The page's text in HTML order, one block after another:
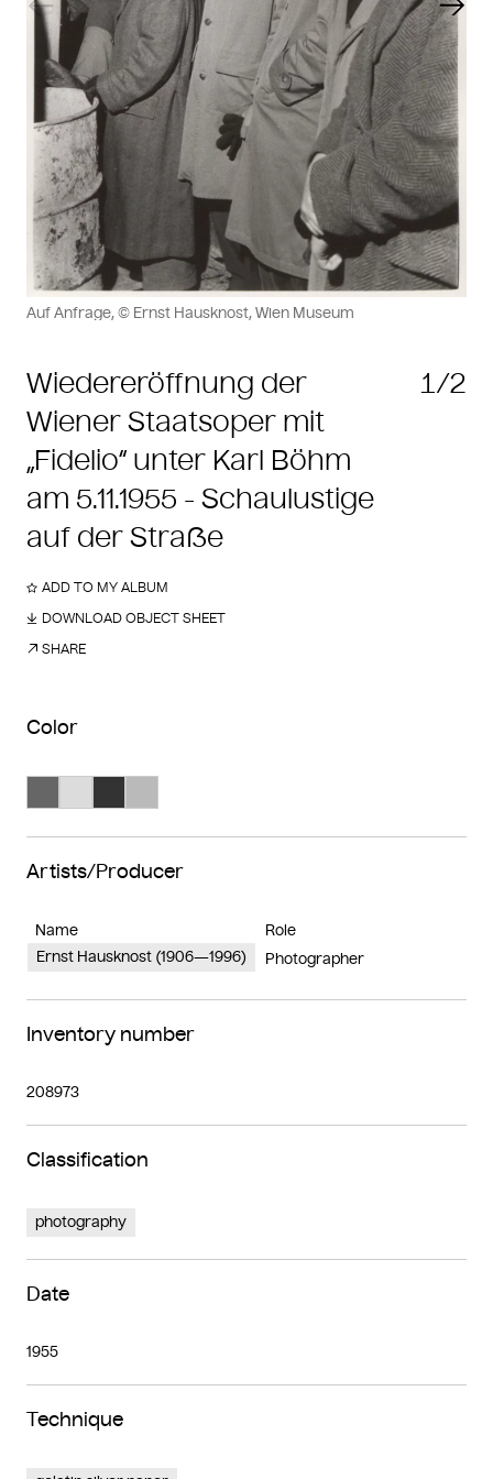
Wiedereröffnung der
Wiener Staatsoper mit
„Fidelio“ unter Karl Böhm
am 5.11.1955 - Schaulustige
auf der Straße
1/2
Auf Anfrage, © Ernst Hausknost, Wien Museum
ADD TO MY ALBUM
DOWNLOAD OBJECT SHEET
SHARE
Color
Artists/Producer
Name
Role
Ernst Hausknost (1906—1996)
Photographer
Inventory number
208973
Classification
photography
Date
1955
Technique